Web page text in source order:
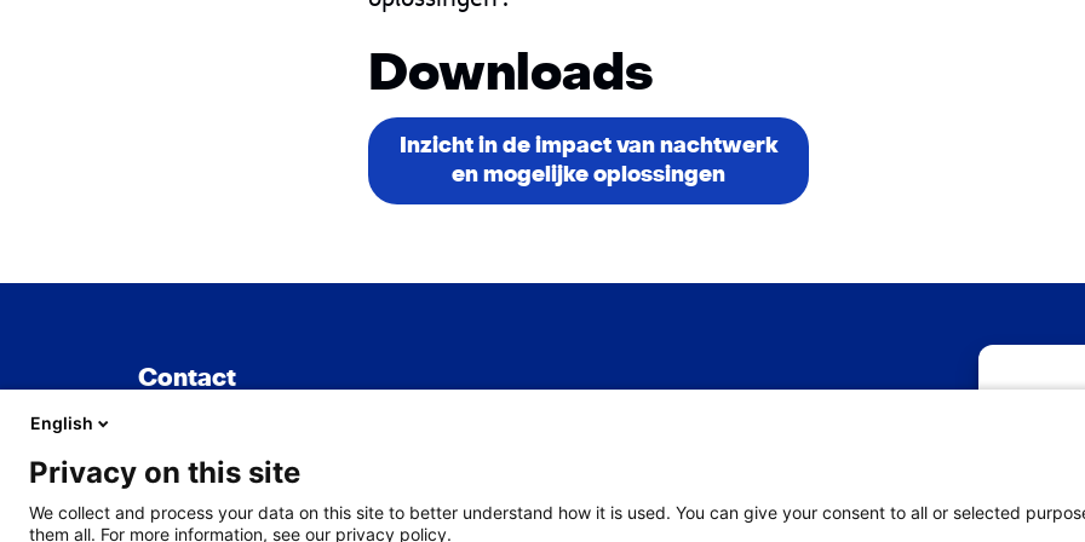
nadelige
Downloads
Inzicht in de impact van nachtwerk
en mogelijke oplossingen
Contact
TNO
2333 BE Leiden
English
Privacy on this site
We collect and process your data on this site to better understand how it is used. You can give your consent to all or selected
them all. For more information, see our privacy policy.